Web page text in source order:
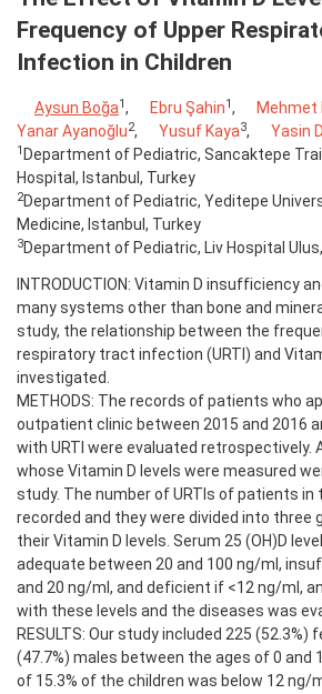
Frequency of Upper
Infection in Children
Aysun Boğa1, Ebru Şahin1, Mehmet
Yanar Ayanoğlu2, Yusuf Kaya3, Yasin
1 Department of Pediatric, Sancaktepe
Hospital, Istanbul, Turkey
2Department of Pediatric, Yeditepe
Medicine, Istanbul, Turkey
3Department of Pediatric, Liv Hospital
INTRODUCTION: Vitamin D insufficiency
many systems other than bone and
study, the relationship between the
respiratory tract infection (URTI) and
investigated.
METHODS: The records of patients who
outpatient clinic between 2015 and 2016
with URTI were evaluated retrospectively.
whose Vitamin D levels were measured
study. The number of URTIs of patients in
recorded and they were divided into three
their Vitamin D levels. Serum 25 (OH)D
adequate between 20 and 100 ng/ml,
and 20 ng/ml, and deficient if <12 ng/ml,
with these levels and the diseases was
RESULTS: Our study included 225 (52.3%)
(47.7%) males between the ages of 0 and
of 15.3% of the children was below 12 ng/